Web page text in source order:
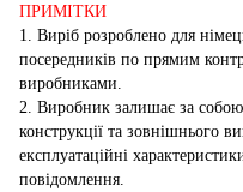
ПРИМІТКИ
1. Виріб розроблено для
посередників по прямим
виробниками.
2. Виробник залишає за
конструкції та зовнішнього
експлуатаційні
повідомлення.